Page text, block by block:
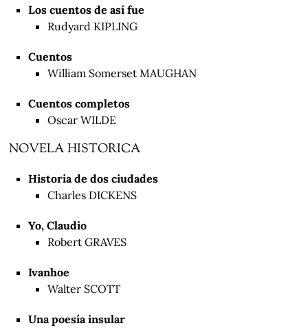
Los cuentos de así fue
Rudyard KIPLING
Cuentos
William Somerset MAUGHAN
Cuentos completos
Oscar WILDE
NOVELA HISTORICA
Historia de dos ciudades
Charles DICKENS
Yo, Claudio
Robert GRAVES
Ivanhoe
Walter SCOTT
Una poesía insular